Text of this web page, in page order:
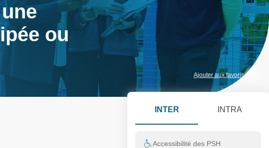
ou
Ajouter aux favoris
INTER INTRA
Accessibilité des PSH